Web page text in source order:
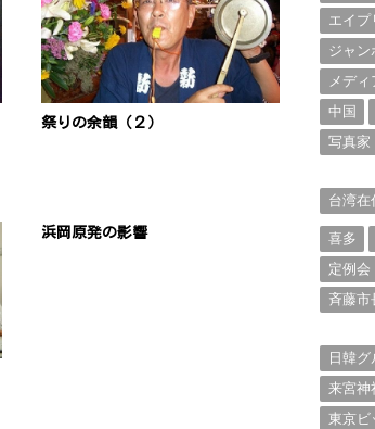
祭りの余韻（２）
浜岡原発の影響
エイプ
ジャン
メディ
中国
写真家
台湾在
喜多
定例会
斉藤市
日韓
来宮神
東京ビ